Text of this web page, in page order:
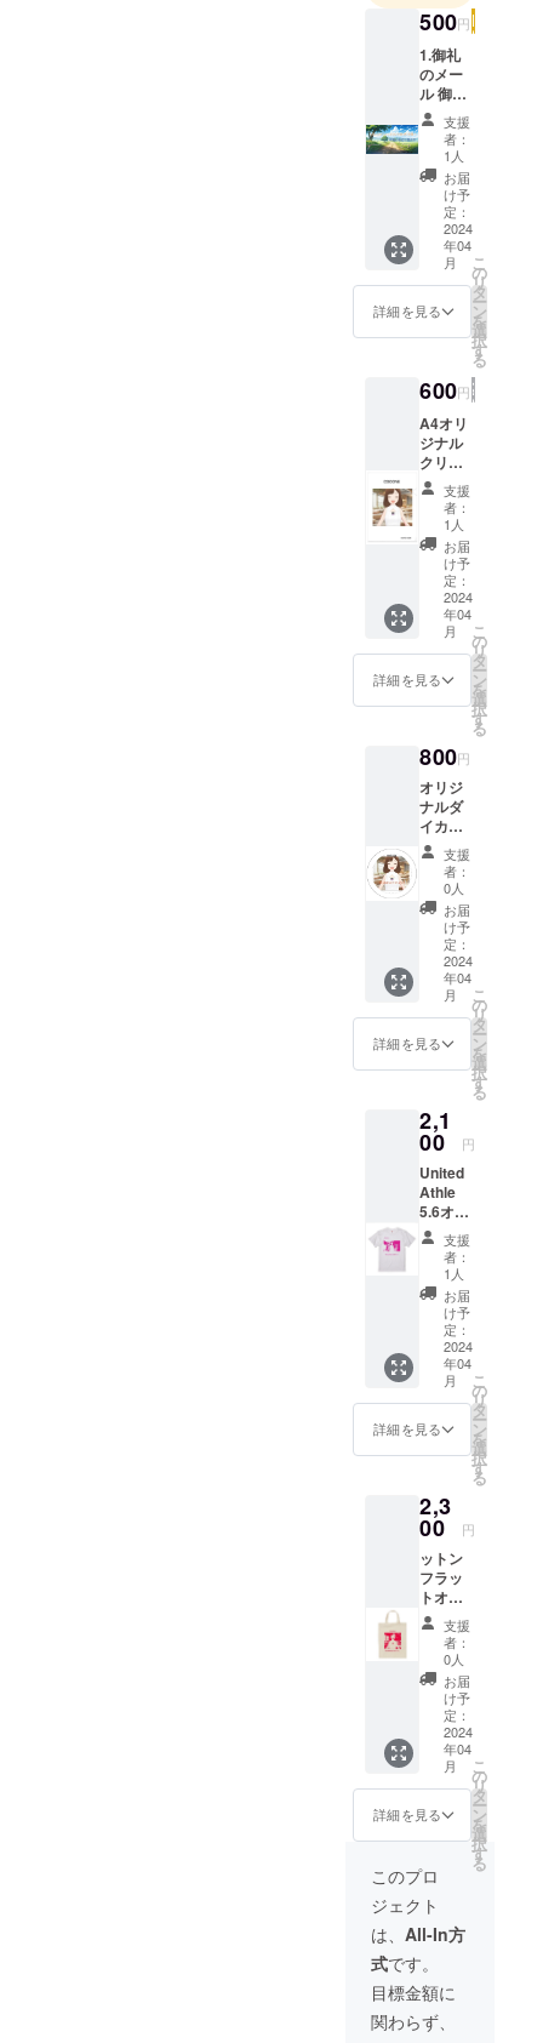
500円
1.御礼
のメー
ル 御礼
のメー
ルにつ
いて こ
の度の
支援に
つい
て、改
めて心
より御
礼をお
伝えさ
せてい
ただき
じま
す。 ま
た、本
文中に
は発起
人の想
いも記
載させ
て頂き
ます。
支援
者：
1人
お届
け予
定：
2024
年04
月
詳細を見る
こ
の
リ
タ
ー
ン
を
選
択
す
る
600円
A4オリ
ジナル
クリア
ファイ
ル
COCON
Eのイ
メージ
を反映
させ
た、こ
の企画
のため
にのみ
制作の
オリジ
なりま
す。 ク
リア
ファイ
ルで最
も一般
的なの
がA4ク
リア
ファイ
ル。ビ
ジネス
シーン
での書
類はA4
サイズ
く実用
性にも
いるか
なと考
えま
す。 ぜ
ひ、
COCON
Eを推し
て頂け
ますと
幸いで
す。 ※
画像に
は、イ
メージ
リター
ン価格
には送
料300円
が含ま
れてお
りま
す。ご
了承頂
けます
と幸い
です。
支援
者：
1人
お届
け予
定：
2024
年04
月
詳細を見る
こ
の
リ
タ
ー
ン
を
選
択
す
る
800円
オリジ
ナルダ
イカッ
トス
テッ
カー
（円
形）
COCON
Eを印刷
したプ
ロジェ
クト限
定オリ
ジナル
グッズ
ます。
ノート
PCやス
マホ、
ボトル
や楽
器、お
気に入
りのア
イテム
を オリ
ジナル
ステッ
カーで
カスタ
マイズ
しま
化ビ
ニール
素材で
水濡れ
や汚れ
にも強
く、再
剥離で
きると
ころも
嬉しい
ポイン
トで
す。 上
記の通
り実用
性を兼
テムと
す。 ぜ
ひ、
COCON
Eを推し
て頂け
ますと
幸いで
支援
者：
0人
お届
け予
定：
2024
年04
月
詳細を見る
こ
の
リ
タ
ー
ン
を
選
択
す
る
2,1
00 円
United
Athle
5.6オン
ス ハイ
クオリ
ティーT
シャツ
COCON
Eをイ
メージ
したオ
リジナ
ルグッ
ズとな
りま
す。
Athleを
代表す
る程良
い厚み
の生地
感と、
着心地
や素材
感にこ
だわっ
た上質
なTシャ
ツ。品
質にこ
だわる
United
Athleな
ステッ
チで襟
元はよ
れにく
く、T
シャツ
に必要
な「よ
れな
支援
者：
1人
お届
け予
定：
2024
年04
月
詳細を見る
こ
の
リ
タ
ー
ン
を
選
択
す
る
2,3
00 円
ットン
フラッ
トオリ
ジナル
トート
バッグ
（A4サ
イズ）
COCON
Eをイ
メージ
した、
オリジ
ナル
グッズ
となり
ます。
薄手の
コット
ン生地
のトー
トバッ
グで
す。A4
サイズ
支援
者：
0人
お届
け予
定：
2024
年04
月
詳細を見る
こ
の
リ
タ
ー
ン
を
選
択
す
る
このプロ
ジェクト
は、 All-In方
式です。
目標金額に
関わらず、